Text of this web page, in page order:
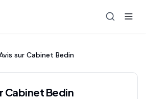
sur Cabinet Bedin
Cabinet Bedin